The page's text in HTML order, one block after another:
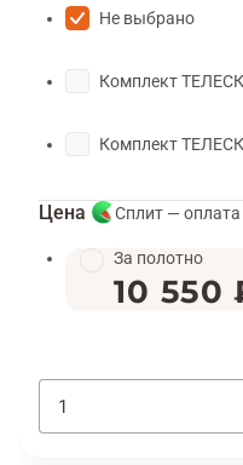
Не выбрано
Комплект
Комплект
Цена Сплит —
За полотно
10 550